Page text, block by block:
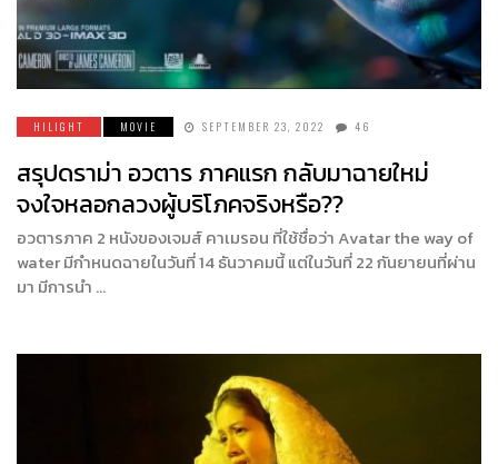
HILIGHT MOVIE SEPTEMBER 23, 2022 46
สรุปดราม่า อวตาร ภาคแรก กลับมาฉายใหม่
จงใจหลอกลวงผู้บริโภคจริงหรือ??
อวตารภาค 2 หนังของเจมส์ คาเมรอน ที่ใช้ชื่อว่า Avatar the way of
water มีกำหนดฉายในวันที่ 14 ธันวาคมนี้ แต่ในวันที่ 22 กันยายนที่ผ่าน
มา มีการนำ …